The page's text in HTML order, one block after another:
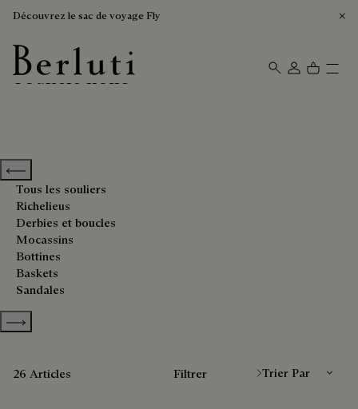
Découvrez le sac de voyage Fly
Page d'Accueil Berluti
Souliers noirs
Previous categories
Tous les souliers
Richelieus
Derbies et boucles
Mocassins
Bottines
Baskets
Sandales
Show more categories
26 Articles Filtrer